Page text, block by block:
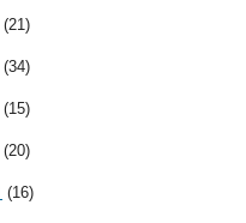
(21)
(34)
(15)
(20)
(16)